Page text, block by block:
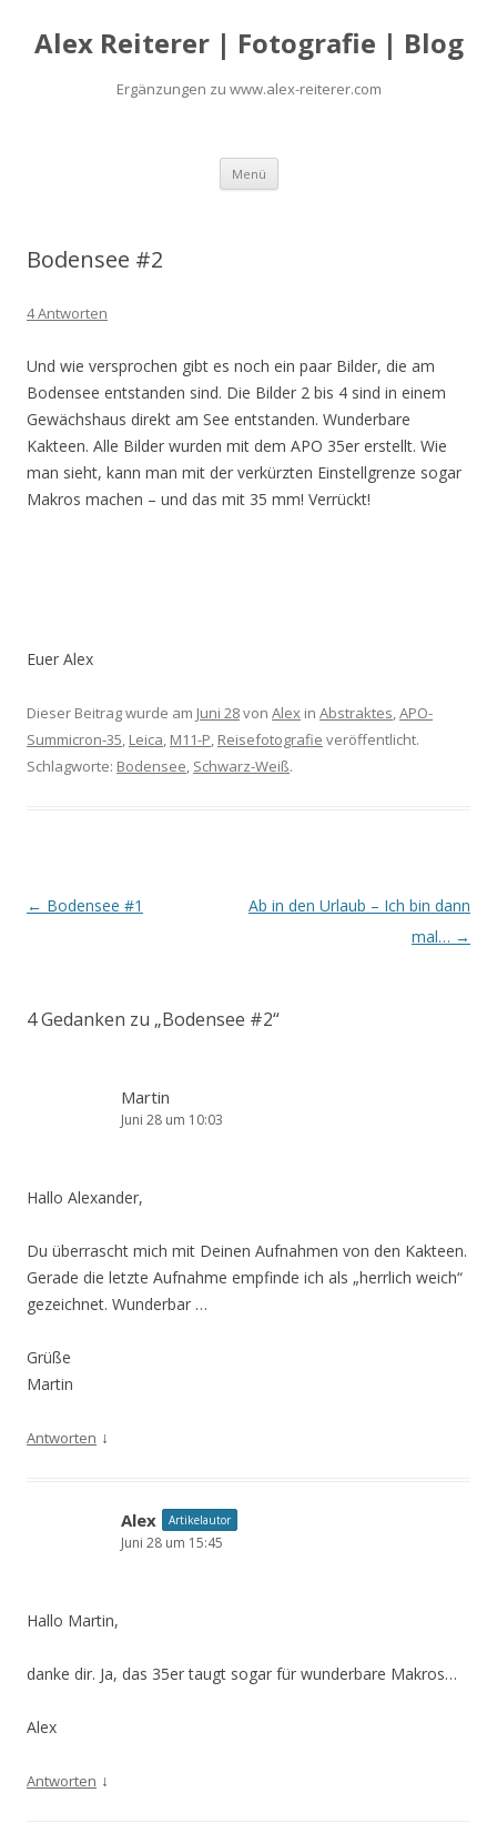
Alex Reiterer | Fotografie | Blog
Ergänzungen zu www.alex-reiterer.com
Menü Zum Inhalt springen
Bodensee #2
4 Antworten
Und wie versprochen gibt es noch ein paar Bilder, die am
Bodensee entstanden sind. Die Bilder 2 bis 4 sind in einem
Gewächshaus direkt am See entstanden. Wunderbare
Kakteen. Alle Bilder wurden mit dem APO 35er erstellt. Wie
man sieht, kann man mit der verkürzten Einstellgrenze sogar
Makros machen – und das mit 35 mm! Verrückt!
Euer Alex
Dieser Beitrag wurde am Juni 28von Alex in Abstraktes,APO-
Summicron-35, Leica, M11-P, Reisefotografie veröffentlicht.
Schlagworte: Bodensee, Schwarz-Weiß.
Artikel-Navigation
← Bodensee #1
Ab in den Urlaub – Ich bin dann
mal… →
4 Gedanken zu „Bodensee #2“
Martin
Juni 28 um 10:03
Hallo Alexander,
Du überrascht mich mit Deinen Aufnahmen von den Kakteen.
Gerade die letzte Aufnahme empfinde ich als „herrlich weich“
gezeichnet. Wunderbar …
Grüße
Martin
Antworten ↓
Alex Artikelautor
Juni 28 um 15:45
Hallo Martin,
danke dir. Ja, das 35er taugt sogar für wunderbare Makros…
Alex
Antworten ↓